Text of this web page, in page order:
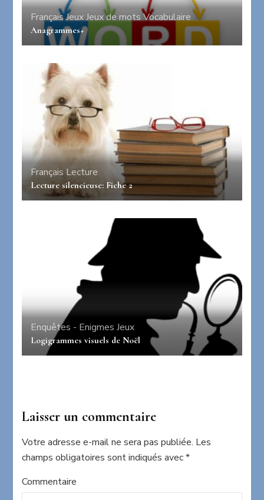
FrançaisJeuxJeux de motsVocabulaire
Anagrammes+
Français Lecture
Lecture silencieuse: Fiche 2
Enquêtes - Enigmes Jeux
Logigrammes visuels de Noël
Laisser un commentaire
Votre adresse e-mail ne sera pas publiée. Les
champs obligatoires sont indiqués avec*
Commentaire